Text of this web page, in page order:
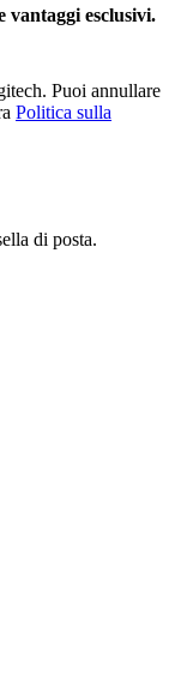
vantaggi esclusivi.
Puoi annullare
Politica sulla
di posta.